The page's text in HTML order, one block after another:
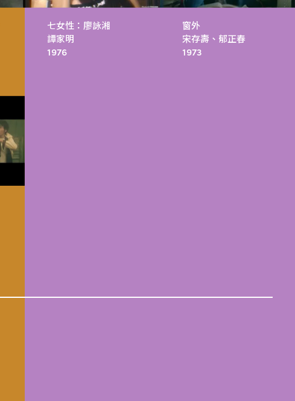
七女性：廖詠湘
譚家明
1976
窗外
宋存壽、郁正春
1973